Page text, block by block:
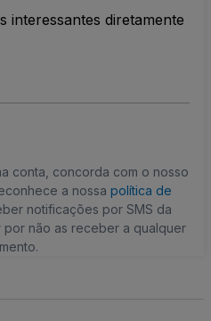
interessantes diretamente
conta, concorda com o nosso
a nossa política de
notificações por SMS da
não as receber a qualquer